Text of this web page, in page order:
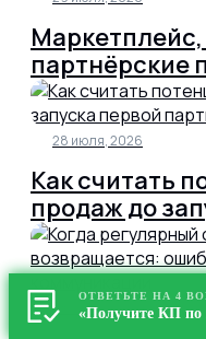
Маркетплейс,
партнёрские
канал
28 июля, 2026
Как считать
продаж до
товара
28 июля, 2026
ОТВЕТЬТЕ НА 4
«Получите КП по